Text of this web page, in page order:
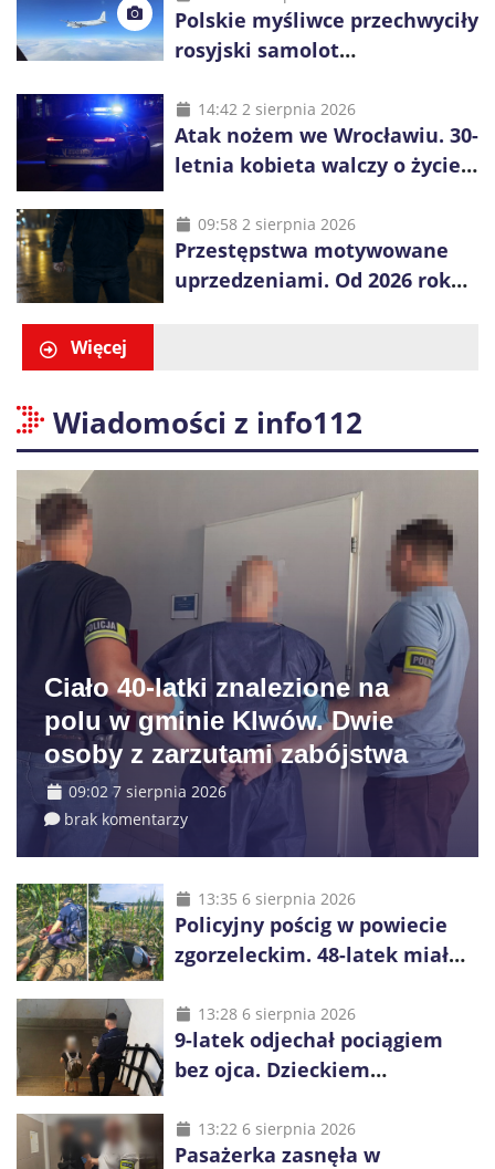
Polskie myśliwce przechwyciły
rosyjski samolot
14:42 2 sierpnia 2026
Atak nożem we Wrocławiu. 30-
letnia kobieta walczy o życie,
obywatela Ukrainy
09:58 2 sierpnia 2026
Przestępstwa motywowane
uprzedzeniami. Od 2026 roku
Więcej
Wiadomości z info112
Ciało 40-latki znalezione na
polu w gminie Klwów. Dwie
osoby z zarzutami zabójstwa
09:02 7 sierpnia 2026
brak komentarzy
13:35 6 sierpnia 2026
Policyjny pościg w powiecie
zgorzeleckim. 48-latek miał
poszukiwany
13:28 6 sierpnia 2026
9-latek odjechał pociągiem
bez ojca. Dzieckiem
i kierownik składu
13:22 6 sierpnia 2026
Pasażerka zasnęła w